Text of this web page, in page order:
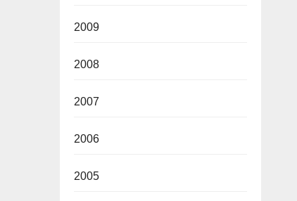
2009
2008
2007
2006
2005